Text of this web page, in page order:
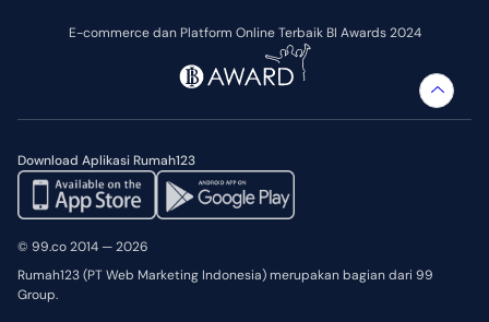
E-commerce dan Platform Online Terbaik BI Awards 2024
Download Aplikasi Rumah123
© 99.co 2014 — 2026
Rumah123 (PT Web Marketing Indonesia) merupakan bagian dari 99
Group.